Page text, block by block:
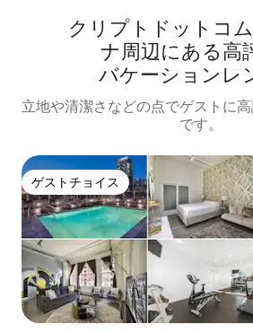
クリプトドットコ
ナ⁠周⁠辺⁠に⁠あ⁠る高⁠
バ⁠ケ⁠ー⁠シ⁠ョ⁠ン⁠レ⁠
立地や清潔さなどの点でゲストに
です。
ゲストチョイス
ゲストチョイス